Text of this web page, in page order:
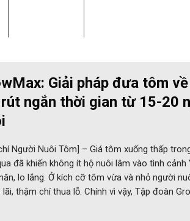
Giải pháp đưa tôm
rút ngắn thời gian từ 15-20
Người Nuôi Tôm] – Giá tôm xuống thấp
đã khiến không ít hộ nuôi lâm vào tình cảnh
lo lắng. Ở kích cỡ tôm vừa và nhỏ người
thậm chí thua lỗ. Chính vì vậy, Tập đoàn